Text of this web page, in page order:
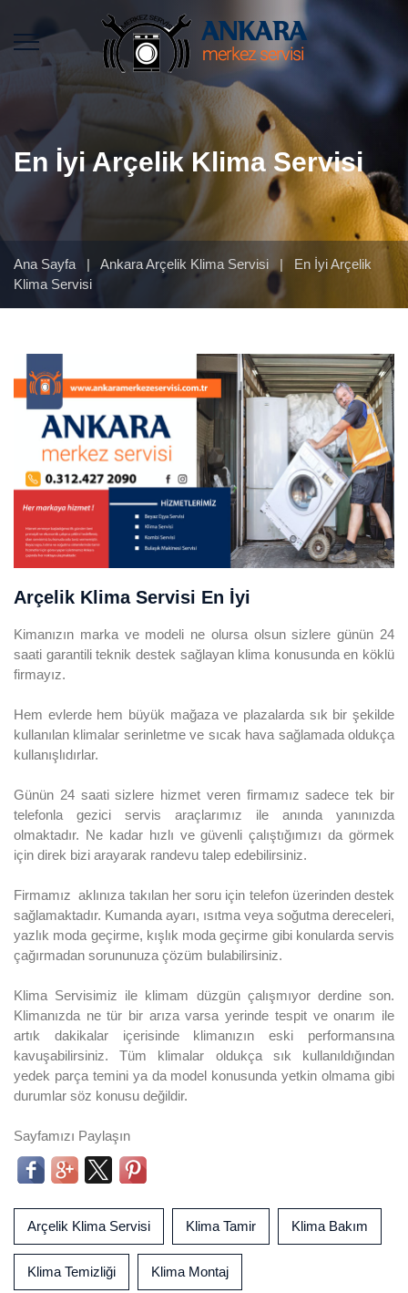
En İyi Arçelik Klima Servisi
Ana Sayfa | Ankara Arçelik Klima Servisi |
En İyi Arçelik
Klima Servisi
Arçelik Klima Servisi En İyi
Kimanızın marka ve modeli ne olursa olsun sizlere günün 24
saati garantili teknik destek sağlayan klima konusunda en köklü
firmayız.
Hem evlerde hem büyük mağaza ve plazalarda sık bir şekilde
kullanılan klimalar serinletme ve sıcak hava sağlamada oldukça
kullanışlıdırlar.
Günün 24 saati sizlere hizmet veren firmamız sadece tek bir
telefonla gezici servis araçlarımız ile anında yanınızda
olmaktadır. Ne kadar hızlı ve güvenli çalıştığımızı da görmek
için direk bizi arayarak randevu talep edebilirsiniz.
Firmamız aklınıza takılan her soru için telefon üzerinden destek
sağlamaktadır. Kumanda ayarı, ısıtma veya soğutma dereceleri,
yazlık moda geçirme, kışlık moda geçirme gibi konularda servis
çağırmadan sorununuza çözüm bulabilirsiniz.
Klima Servisimiz ile klimam düzgün çalışmıyor derdine son.
Klimanızda ne tür bir arıza varsa yerinde tespit ve onarım ile
artık dakikalar içerisinde klimanızın eski performansına
kavuşabilirsiniz. Tüm klimalar oldukça sık kullanıldığından
yedek parça temini ya da model konusunda yetkin olmama gibi
durumlar söz konusu değildir.
Sayfamızı Paylaşın
Arçelik Klima Servisi Klima Tamir Klima Bakım
Klima Temizliği Klima Montaj